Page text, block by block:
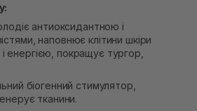
антиоксидантною і
наповнює клітини шкіри
покращує тургор,
біогенний стимулятор,
тканини.